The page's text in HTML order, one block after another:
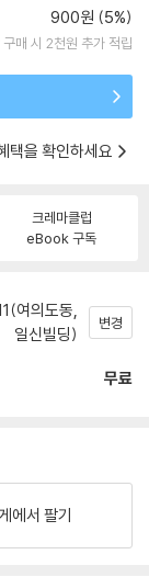
900원 (5%)
매 시 2천원 추가 적립
택을 확인하세요
크레마클럽
eBook 구독
여의도동,
일신빌딩)
변경
무료
에서 팔기